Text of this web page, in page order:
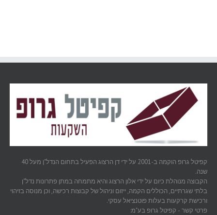
קפיטל גרופ הוקמה ב-2001 על ידי דן הרצוג הפעיל בתחום הנדל"ן מעל 40
שנה.
הקבוצה מנוהלת כיום על ידי אלון הרצוג והיא מתמחה במתן פתרונות נדל"ן
בלתי שגרתיים, הכוללים הקמה, ייזום וניהול של קבוצות רכישה, וכן מנוסה בזיהוי
ורכישת קרקעות בעלות פוטנציאל עסקי.
פרטי קשר - קפיטל גרופ בע"מ: